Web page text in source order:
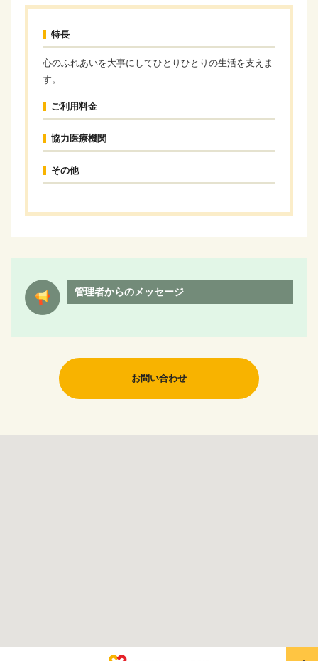
特長
心のふれあいを大事にしてひとりひとりの生活を支えま
す。
ご利用料金
協力医療機関
その他
管理者からのメッセージ
お問い合わせ